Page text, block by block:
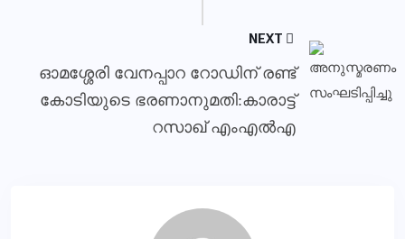
NEXT
ഓമശ്ശേരി വേനപ്പാറ റോഡിന് രണ്ട്
കോടിയുടെ ഭരണാനുമതി:കാരാട്ട്
റസാഖ് എംഎല്‍എ